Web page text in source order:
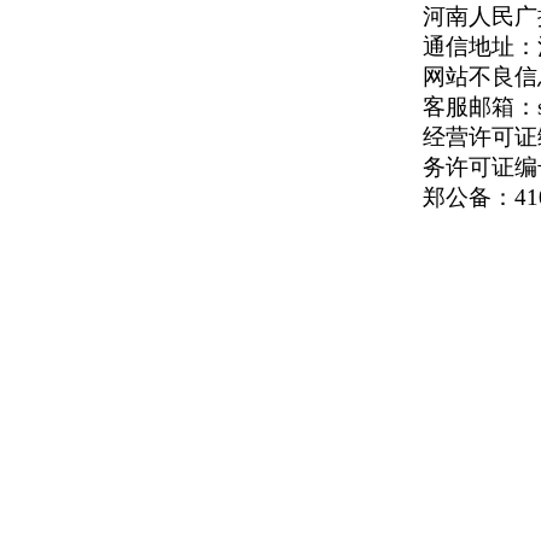
河南人民
通信地址：
网站不良
客服邮箱：
经营许可
务许可证
郑公备：